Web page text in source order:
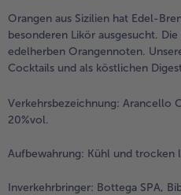
Orangen aus Sizilien hat Edel-
besonderen Likör ausgesucht.
edelherben Orangennoten.
Cocktails und als köstlichen
Verkehrsbezeichnung: Arancello
20%vol.
Aufbewahrung: Kühl und trocken
Inverkehrbringer: Bottega SPA,